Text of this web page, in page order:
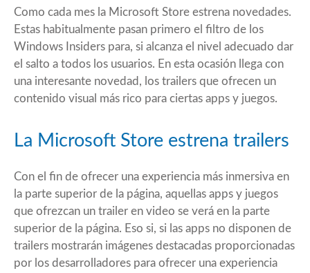
Como cada mes la Microsoft Store estrena novedades.
Estas habitualmente pasan primero el filtro de los
Windows Insiders para, si alcanza el nivel adecuado dar
el salto a todos los usuarios. En esta ocasión llega con
una interesante novedad, los trailers que ofrecen un
contenido visual más rico para ciertas apps y juegos.
La Microsoft Store estrena trailers
Con el fin de ofrecer una experiencia más inmersiva en
la parte superior de la página, aquellas apps y juegos
que ofrezcan un trailer en video se verá en la parte
superior de la página. Eso si, si las apps no disponen de
trailers mostrarán imágenes destacadas proporcionadas
por los desarrolladores para ofrecer una experiencia